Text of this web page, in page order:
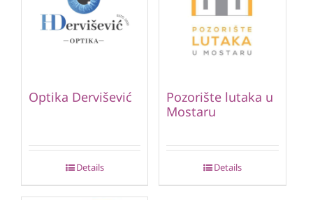
Optika Dervišević
Details
Pozorište lutaka u
Mostaru
Details